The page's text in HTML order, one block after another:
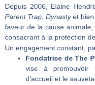
Depuis 2006, Elaine
Parent Trap,Dynastyet bien
faveur de la cause
consacrant à la protection
Un engagement constant,
Fondatrice de The
vise à promouvoir
d’accueil et le